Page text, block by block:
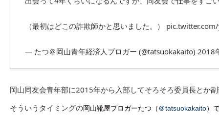
（最初はどこの詐欺師かと思いました。）
— たつ＠岡山青年経済人ブロガー (@tatsuokakaito) 2018
岡山同友会青年部に2015年から入部してそろそろ委員長とか
そういうタイミングの岡山靴屋ブロガーたつ（＠tatsuokakaito）